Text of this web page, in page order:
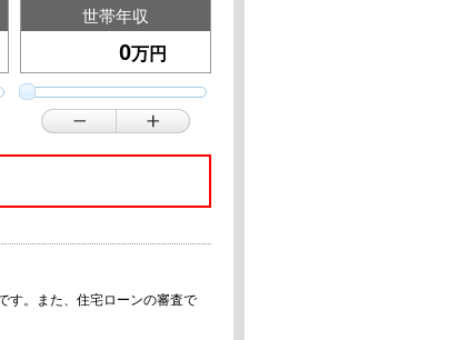
世帯年収
万円
す。また、住宅ローンの審査で